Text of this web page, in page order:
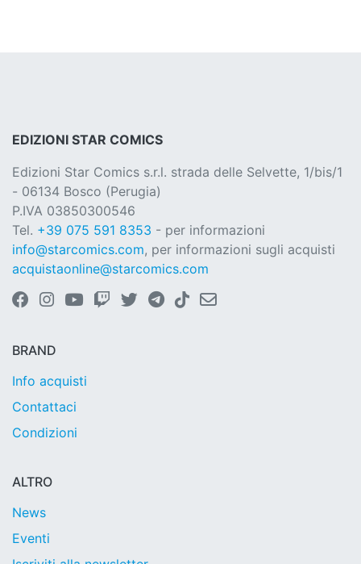
EDIZIONI STAR COMICS
Edizioni Star Comics s.r.l. strada delle Selvette, 1/bis/1
- 06134 Bosco (Perugia)
P.IVA 03850300546
Tel. +39 075 591 8353 - per informazioni
info@starcomics.com, per informazioni sugli acquisti
acquistaonline@starcomics.com
BRAND
Info acquisti
Contattaci
Condizioni
ALTRO
News
Eventi